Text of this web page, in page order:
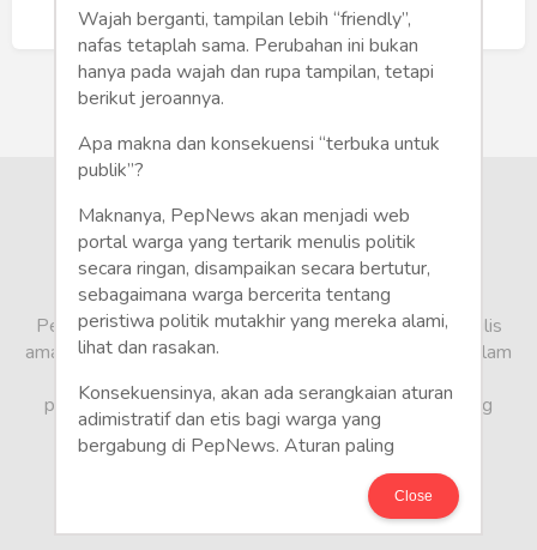
Humaniora
Sketsa
Tekno
Gaya
Wisata
Wanita
Buat Akun Baru
Wajah berganti, tampilan lebih “friendly”,
nafas tetaplah sama. Perubahan ini bukan
hanya pada wajah dan rupa tampilan, tetapi
berikut jeroannya.
Apa makna dan konsekuensi “terbuka untuk
publik”?
Maknanya, PepNews akan menjadi web
portal warga yang tertarik menulis politik
secara ringan, disampaikan secara bertutur,
sebagaimana warga bercerita tentang
peristiwa politik mutakhir yang mereka alami,
lihat dan rasakan.
Konsekuensinya, akan ada serangkaian aturan
adimistratif dan etis bagi warga yang
bergabung di PepNews. Aturan paling
mendasar adalah setiap penulis wajib
menggunakan identitas asli sesuai kartu
keterangan penduduk. Demikian juga foto
Close
PepNews.com adalah media warga, tempat bagi penulis
amatir dan profesional menyampaikan berbagai opini dalam
pandang tidak biasa, yang berbeda dari sudut pandang
berita media arus utama.